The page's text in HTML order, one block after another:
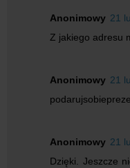
Anonimowy 21
Z jakiego adresu
Anonimowy 21
Anonimowy 21
Dzięki. Jeszcze